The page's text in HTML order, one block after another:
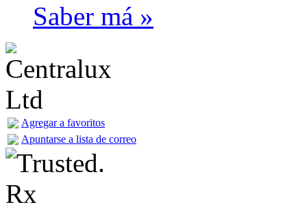
Saber má »
Agregar a favoritos
Apuntarse a lista de correo